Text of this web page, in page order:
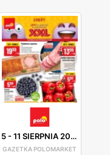
5-11 SIERPNIA 2026
GAZETKA POLOMARKET